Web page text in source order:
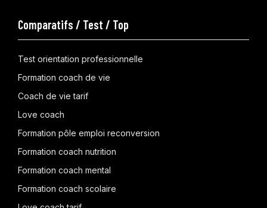
Comparatifs / Test / Top
Test orientation professionnelle
Formation coach de vie
Coach de vie tarif
Love coach
Formation pôle emploi reconversion
Formation coach nutrition
Formation coach mental
Formation coach scolaire